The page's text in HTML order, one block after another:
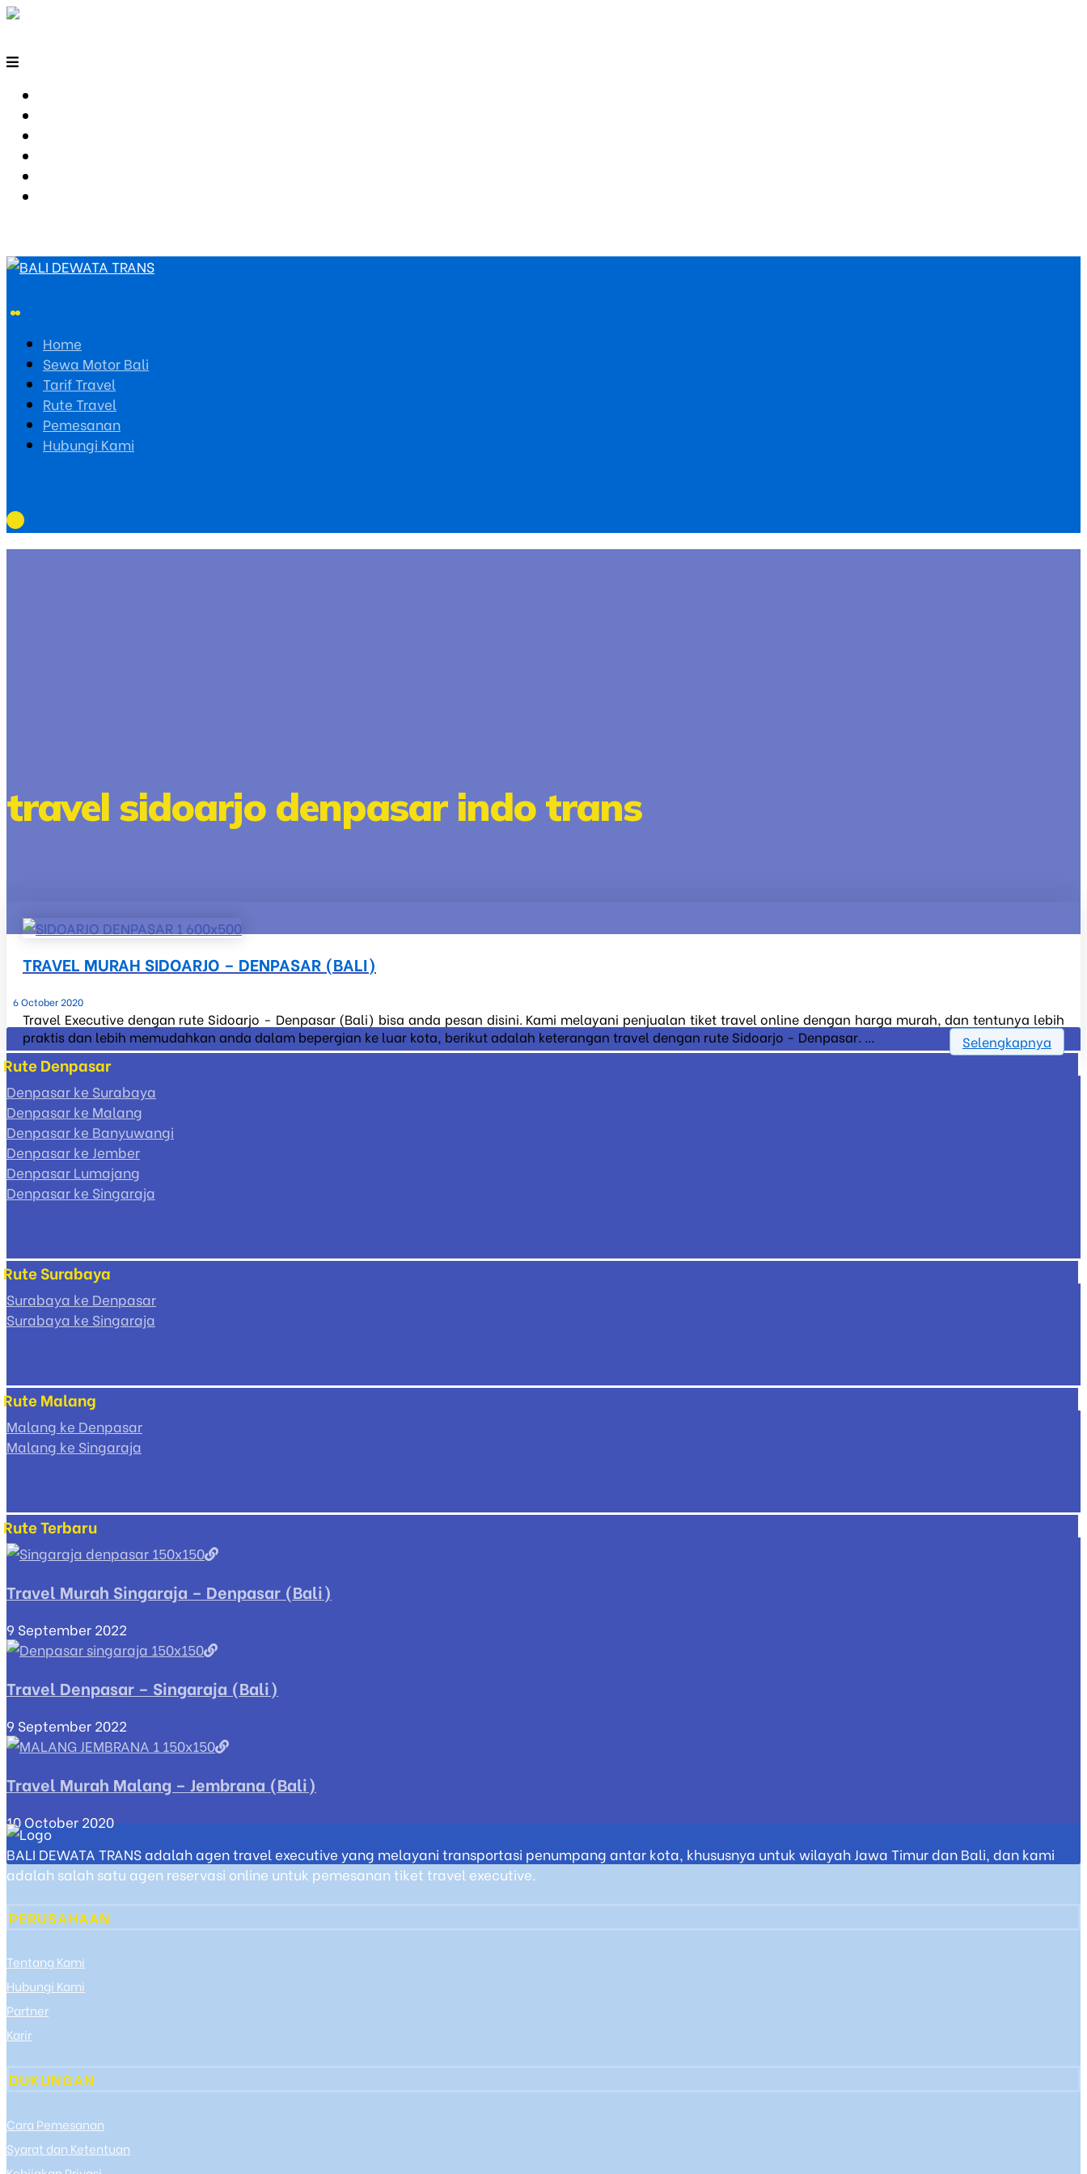
Home
Sewa Motor Bali
Tarif Travel
Rute Travel
Pemesanan
Hubungi Kami
travel sidoarjo denpasar indo trans
TRAVEL MURAH SIDOARJO – DENPASAR (BALI)
6 October 2020
Travel Executive dengan rute Sidoarjo - Denpasar (Bali) bisa anda pesan disini. Kami melayani penjualan tiket travel online dengan harga murah, dan tentunya lebih
praktis dan lebih memudahkan anda dalam bepergian ke luar kota, berikut adalah keterangan travel dengan rute Sidoarjo - Denpasar. ...
Selengkapnya
Rute Denpasar
Denpasar ke Surabaya
Denpasar ke Malang
Denpasar ke Banyuwangi
Denpasar ke Jember
Denpasar Lumajang
Denpasar ke Singaraja
Rute Surabaya
Surabaya ke Denpasar
Surabaya ke Singaraja
Rute Malang
Malang ke Denpasar
Malang ke Singaraja
Rute Terbaru
Travel Murah Singaraja – Denpasar (Bali)
9 September 2022
Travel Denpasar – Singaraja (Bali)
9 September 2022
Travel Murah Malang – Jembrana (Bali)
10 October 2020
BALI DEWATA TRANS adalah agen travel executive yang melayani transportasi penumpang antar kota, khususnya untuk wilayah Jawa Timur dan Bali, dan kami
adalah salah satu agen reservasi online untuk pemesanan tiket travel executive.
PERUSAHAAN
Tentang Kami
Hubungi Kami
Partner
Karir
DUKUNGAN
Cara Pemesanan
Syarat dan Ketentuan